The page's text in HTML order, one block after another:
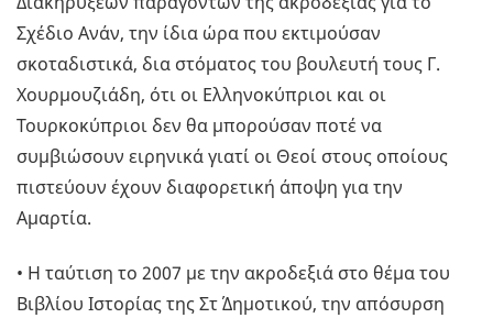
Σχέδιο Ανάν, την ίδια ώρα που εκτιμούσαν
σκοταδιστικά, δια στόματος του βουλευτή τους Γ.
Χουρμουζιάδη, ότι οι Ελληνοκύπριοι και οι
Τουρκοκύπριοι δεν θα μπορούσαν ποτέ να
συμβιώσουν ειρηνικά γιατί οι Θεοί στους οποίους
πιστεύουν έχουν διαφορετική άποψη για την
Αμαρτία.
• Η ταύτιση το 2007 με την ακροδεξιά στο θέμα του
Βιβλίου Ιστορίας της Στ΄ Δημοτικού, την απόσυρση